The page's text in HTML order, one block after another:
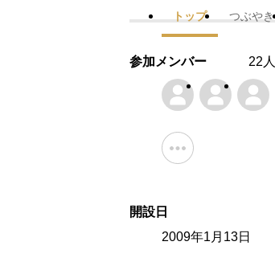
トップ つぶやき
参加メンバー 22人
開設日
2009年1月13日